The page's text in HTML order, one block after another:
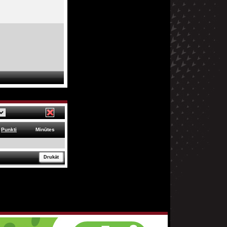
Punkti Minūtes
Drukāt